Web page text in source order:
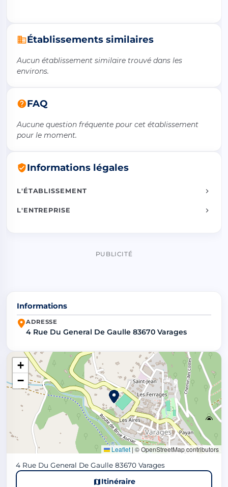
Établissements similaires
Aucun établissement similaire trouvé dans les
environs.
FAQ
Aucune question fréquente pour cet établissement
pour le moment.
Informations légales
L'ÉTABLISSEMENT
L'ENTREPRISE
PUBLICITÉ
Informations
ADRESSE
4 Rue Du General De Gaulle 83670 Varages
+
−
Leaflet | © OpenStreetMap contributors
4 Rue Du General De Gaulle 83670 Varages
Itinéraire